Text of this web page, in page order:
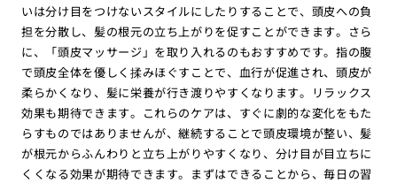
いは分け目をつけないスタイルにしたりすることで、頭皮への負
担を分散し、髪の根元の立ち上がりを促すことができます。さら
に、「頭皮マッサージ」を取り入れるのもおすすめです。指の腹
で頭皮全体を優しく揉みほぐすことで、血行が促進され、頭皮が
柔らかくなり、髪に栄養が行き渡りやすくなります。リラックス
効果も期待できます。これらのケアは、すぐに劇的な変化をもた
らすものではありませんが、継続することで頭皮環境が整い、髪
が根元からふんわりと立ち上がりやすくなり、分け目が目立ちに
くくなる効果が期待できます。まずはできることから、毎日の習